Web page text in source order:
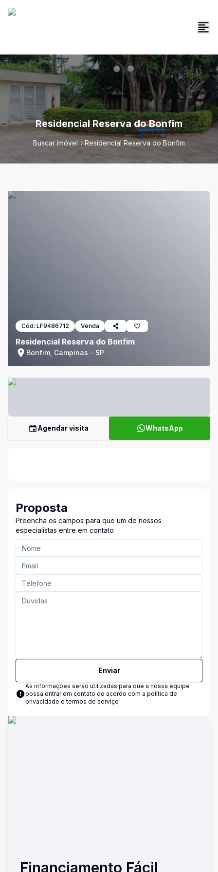
Residencial Reserva do Bonfim
Buscar imóvel Residencial Reserva do Bonfim
Cód: LF9486712 Venda
Residencial Reserva do Bonfim
Bonfim, Campinas - SP
Agendar visita WhatsApp
Proposta
Preencha os campos para que um de nossos
especialistas entre em contato
Enviar
As informações serão utilizadas para que a nossa equipe
possa entrar em contato de acordo com a política de
privacidade e termos de serviço
Financiamento Fácil